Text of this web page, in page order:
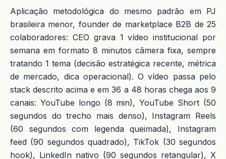
Aplicação metodológica do mesmo padrão em PJ
brasileira menor, founder de marketplace B2B de 25
colaboradores: CEO grava 1 vídeo institucional por
semana em formato 8 minutos câmera fixa, sempre
tratando 1 tema (decisão estratégica recente, métrica
de mercado, dica operacional). O vídeo passa pelo
stack descrito acima e em 36 a 48 horas chega aos 9
canais: YouTube longo (8 min), YouTube Short (50
segundos do trecho mais denso), Instagram Reels
(60 segundos com legenda queimada), Instagram
feed (90 segundos quadrado), TikTok (30 segundos
hook), LinkedIn nativo (90 segundos retangular), X